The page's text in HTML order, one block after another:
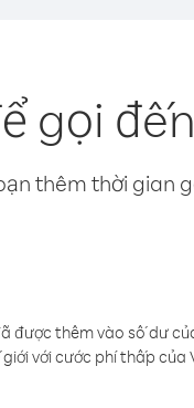
gọi
thêm thời gian
được thêm vào số dư
với cước phí thấp của